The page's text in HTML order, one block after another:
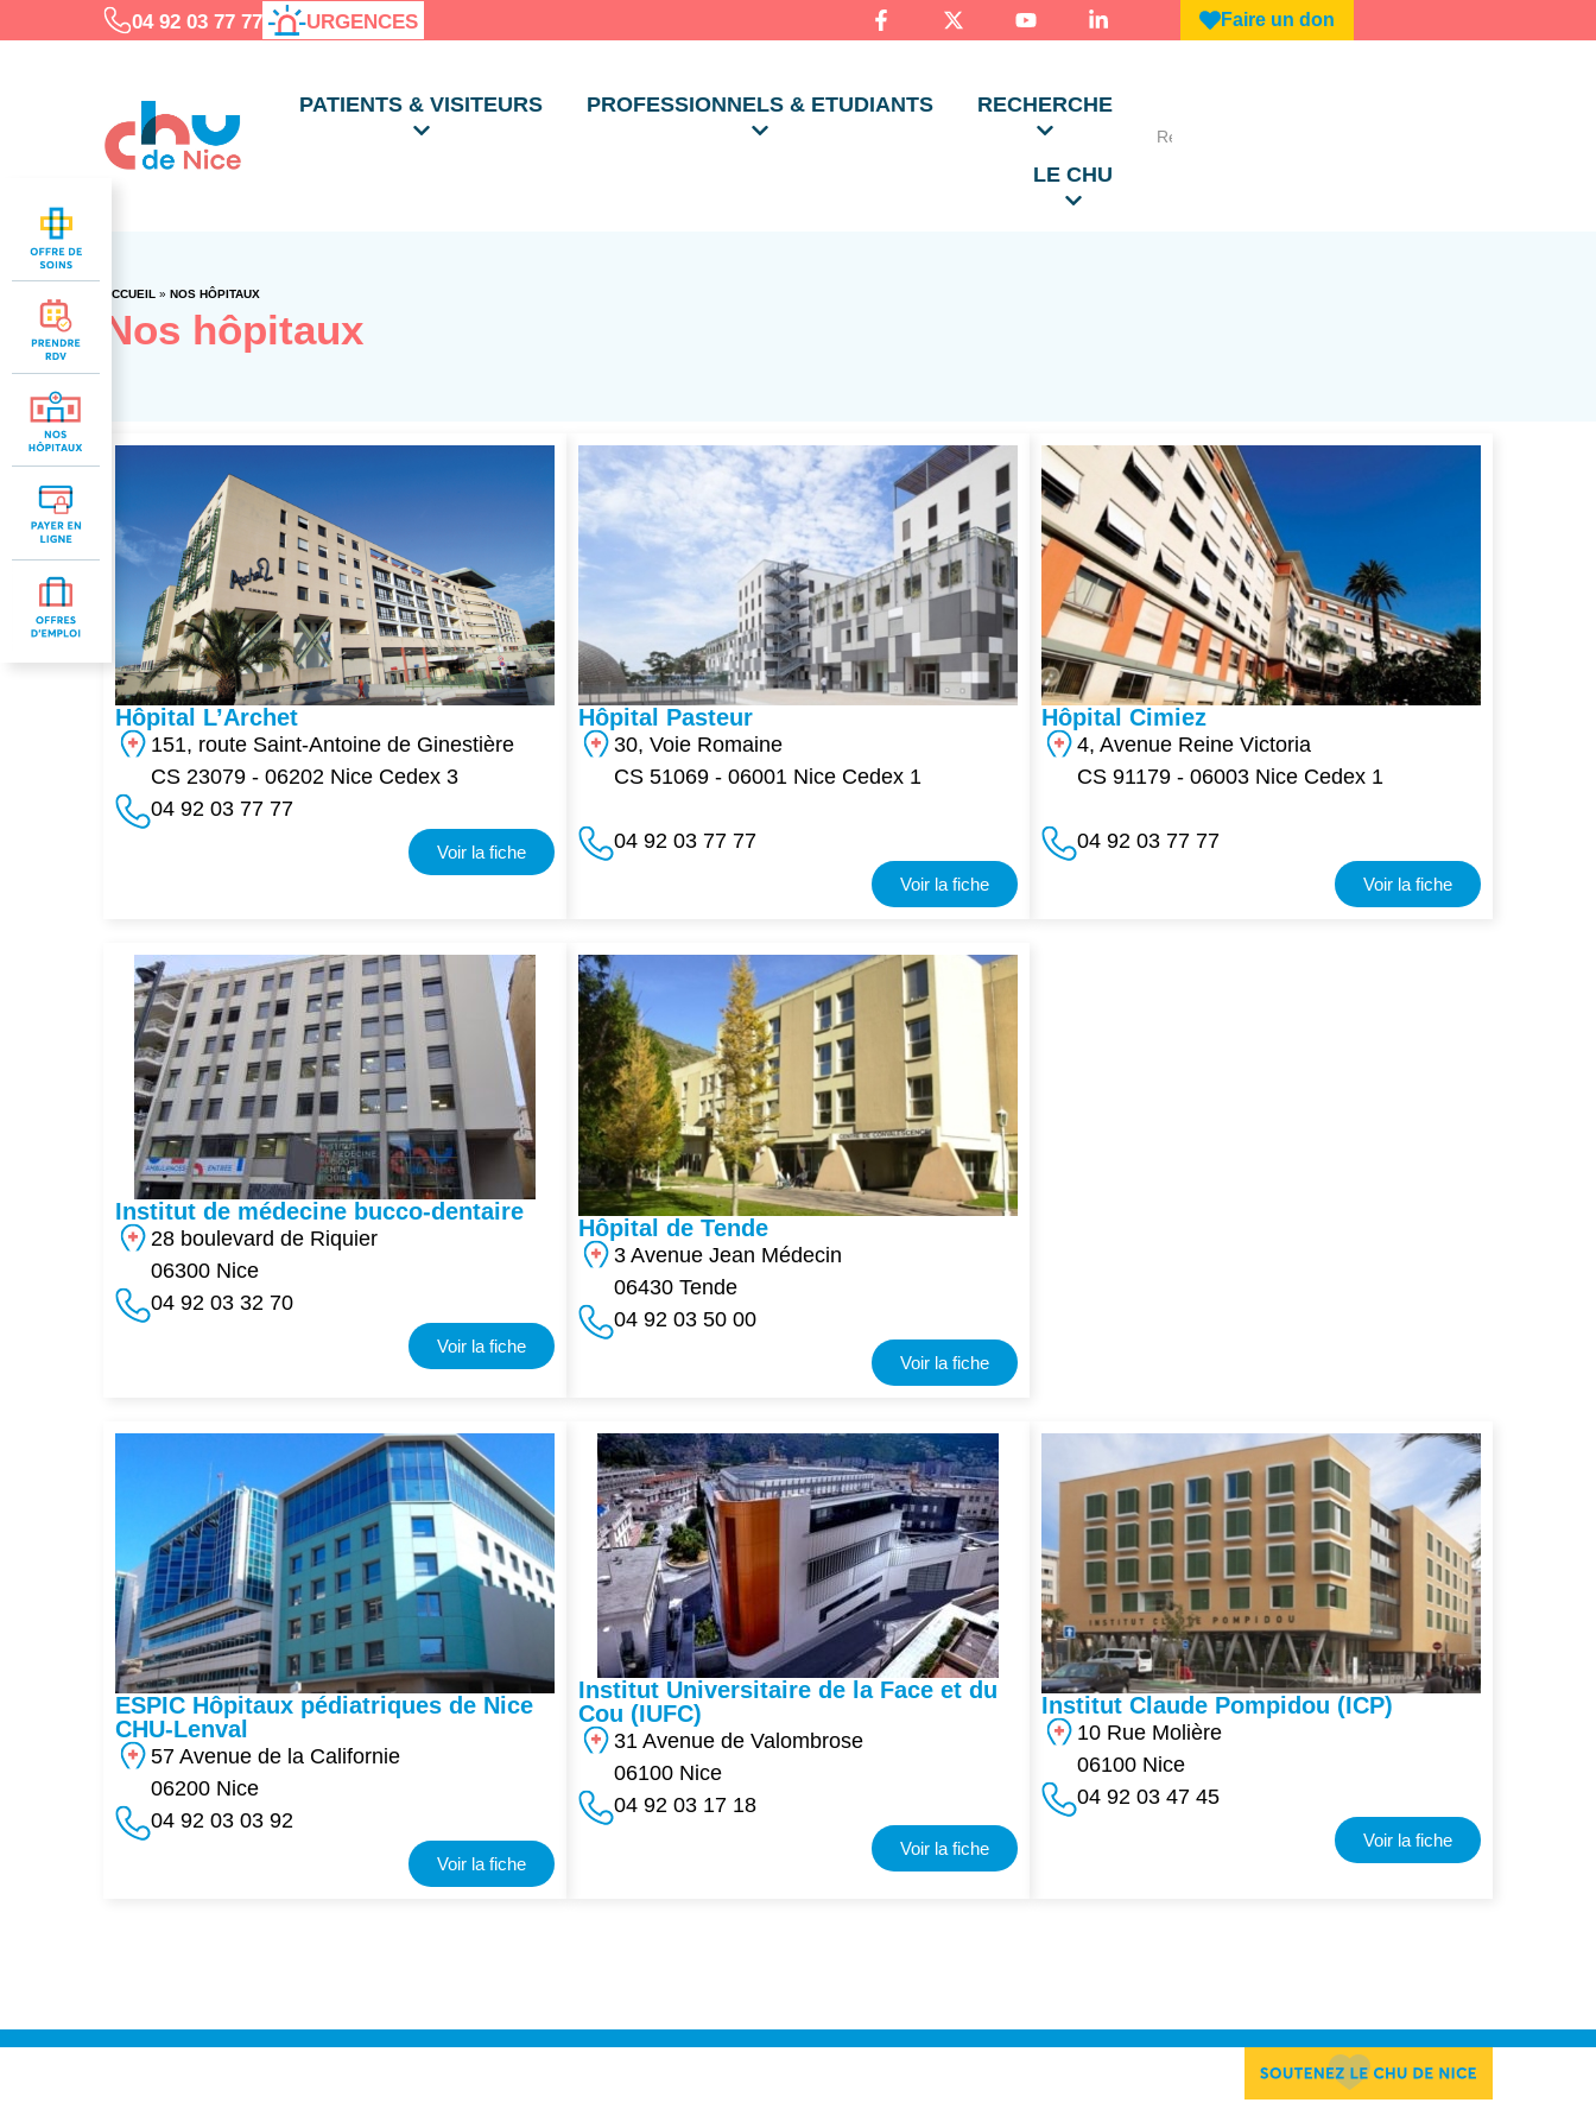
04 92 03 77 77 URGENCES Faire un don
PATIENTS & VISITEURS PROFESSIONNELS & ETUDIANTS RECHERCHE
LE CHU
ACCUEIL » NOS HÔPITAUX
Nos hôpitaux
Hôpital L’Archet
151, route Saint-Antoine de Ginestière
CS 23079 - 06202 Nice Cedex 3
04 92 03 77 77
Voir la fiche
Hôpital Pasteur
30, Voie Romaine
CS 51069 - 06001 Nice Cedex 1
04 92 03 77 77
Voir la fiche
Hôpital Cimiez
4, Avenue Reine Victoria
CS 91179 - 06003 Nice Cedex 1
04 92 03 77 77
Voir la fiche
Institut de médecine bucco-dentaire
28 boulevard de Riquier
06300 Nice
04 92 03 32 70
Voir la fiche
Hôpital de Tende
3 Avenue Jean Médecin
06430 Tende
04 92 03 50 00
Voir la fiche
ESPIC Hôpitaux pédiatriques de Nice
CHU-Lenval
57 Avenue de la Californie
06200 Nice
04 92 03 03 92
Voir la fiche
Institut Universitaire de la Face et du
Cou (IUFC)
31 Avenue de Valombrose
06100 Nice
04 92 03 17 18
Voir la fiche
Institut Claude Pompidou (ICP)
10 Rue Molière
06100 Nice
04 92 03 47 45
Voir la fiche